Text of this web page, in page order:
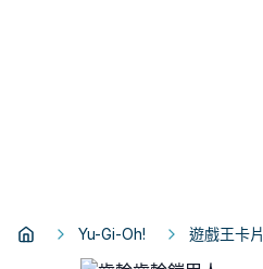
Yu-Gi-Oh! 遊戲王卡片